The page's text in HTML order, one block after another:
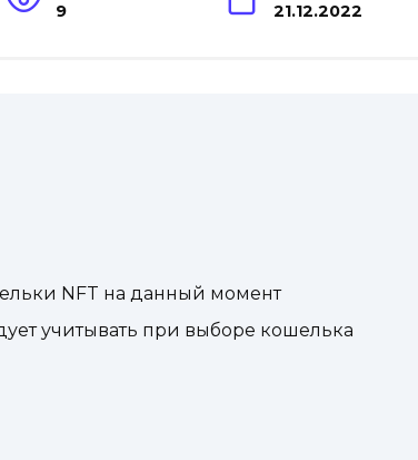
9 21.12.2022
NFT на данный момент
учитывать при выборе кошелька